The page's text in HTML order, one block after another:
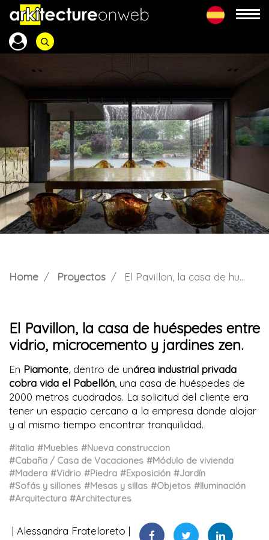
Home Proyectos El Pavillon, la casa de huéspedes entre vidrio, microcemento y jardines zen.
El Pavillon, la casa de huéspedes entre
vidrio, microcemento y jardines zen.
En Piamonte , dentro de unárea industrial privada
cobra vida el Pabellón , una casa de huéspedes de
2000 metros cuadrados. La solicitud del cliente era
tener un espacio cercano a la empresa donde alojar
y al mismo tiempo encontrar tranquilidad.
#Italia #Muebles #Nueva construccion
#Cabaña / Casa de Vacaciones #Módulo de vivienda
#Madera #Vidrio #Piedra #Exposición #Jardín
#Sofás y sillones #Mesas y sillas #Objetos #Iluminación
#Arquitectura #Architectures
Alessandra Frateloreto